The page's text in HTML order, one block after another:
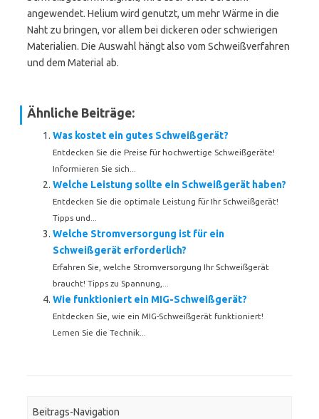
angewendet. Helium wird genutzt, um mehr Wärme in die
Naht zu bringen, vor allem bei dickeren oder schwierigen
Materialien. Die Auswahl hängt also vom Schweißverfahren
und dem Material ab.
Ähnliche Beiträge:
Was kostet ein gutes Schweißgerät?
Entdecken Sie die Preise für hochwertige Schweißgeräte!
Informieren Sie sich...
Welche Leistung sollte ein Schweißgerät haben?
Entdecken Sie die optimale Leistung für Ihr Schweißgerät!
Tipps und...
Welche Stromversorgung ist für ein
Schweißgerät erforderlich?
Erfahren Sie, welche Stromversorgung Ihr Schweißgerät
braucht! Tipps zu Spannung,...
Wie funktioniert ein MIG-Schweißgerät?
Entdecken Sie, wie ein MIG-Schweißgerät funktioniert!
Lernen Sie die Technik...
Beitrags-Navigation